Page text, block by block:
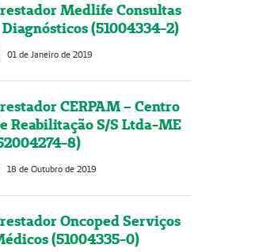
Medlife Consultas
Diagnósticos (51004334-2)
01 de Janeiro de 2019
CERPAM – Centro
Reabilitação S/S Ltda-ME
8)
18 de Outubro de 2019
Oncoped Serviços
(51004335-0)